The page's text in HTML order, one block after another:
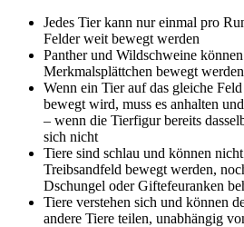
Jedes Tier kann nur einmal pro
Felder weit bewegt werden
Panther und Wildschweine
Merkmalsplättchen bewegt werden
Wenn ein Tier auf das gleiche
bewegt wird, muss es anhalten
– wenn die Tierfigur bereits
sich nicht
Tiere sind schlau und können
Treibsandfeld bewegt werden,
Dschungel oder Giftefeuranken
Tiere verstehen sich und können
andere Tiere teilen, unabhängig